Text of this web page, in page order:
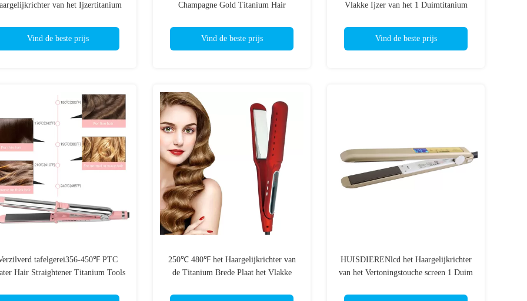
van het Ijzertitanium
Vind de beste prijs
Champagne Gold Titanium Hair
Vind de beste prijs
Vlakke Ijzer van het 1 Duimtitanium
Vind de beste prijs
tafelgerei356-450℉ PTC
Hair Straightener Titanium Tools
250℃ 480℉ het Haargelijkrichter van
de Titanium Brede Plaat het Vlakke
HUISDIERENlcd het Haargelijkrichter
van het Vertoningstouche screen 1 Duim